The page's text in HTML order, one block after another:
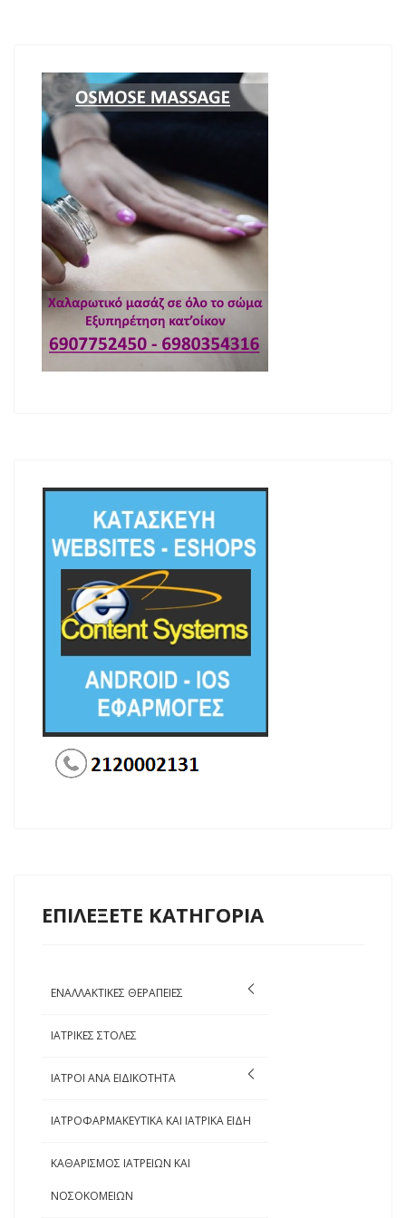
ΕΠΙΛΕΞΕΤΕ ΚΑΤΗΓΟΡΙΑ
ΕΝΑΛΛΑΚΤΙΚΕΣ ΘΕΡΑΠΕΙΕΣ
ΙΑΤΡΙΚΕΣ ΣΤΟΛΕΣ
ΙΑΤΡΟΙ ΑΝΑ ΕΙΔΙΚΟΤΗΤΑ
ΙΑΤΡΟΦΑΡΜΑΚΕΥΤΙΚΑ ΚΑΙ ΙΑΤΡΙΚΑ ΕΙΔΗ
ΚΑΘΑΡΙΣΜΟΣ ΙΑΤΡΕΙΩΝ ΚΑΙ
ΝΟΣΟΚΟΜΕΙΩΝ